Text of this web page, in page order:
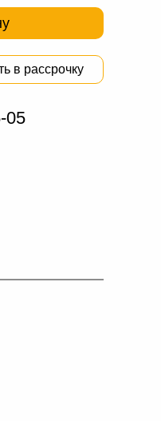
в рассрочку
05